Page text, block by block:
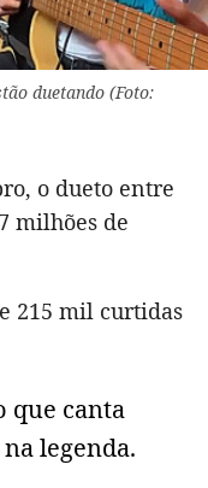
duetando (Foto:
o dueto entre
milhões de
215 mil curtidas
que canta
legenda.